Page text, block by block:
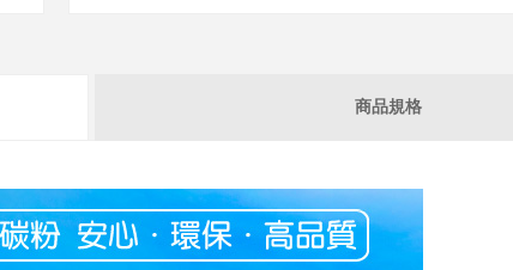
商品規格